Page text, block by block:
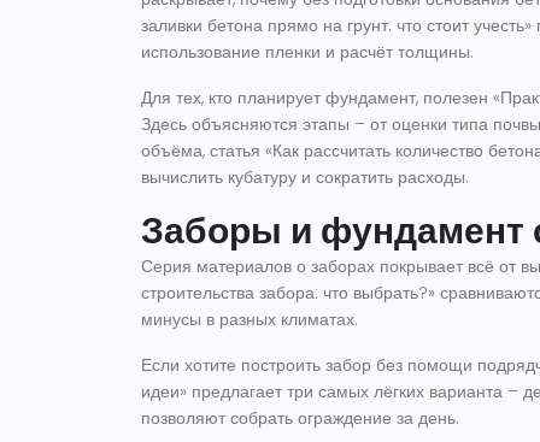
заливки бетона прямо на грунт: что стоит
использование пленки и расчёт толщины.
Для тех, кто планирует фундамент, полезен
Здесь объясняются этапы – от оценки типа
объёма, статья «Как рассчитать количество
вычислить кубатуру и сократить расходы.
Заборы и фундамент
Серия материалов о заборах покрывает всё от
строительства забора: что выбрать?»
минусы в разных климатах.
Если хотите построить забор без помощи
идеи» предлагает три самых лёгких варианта –
позволяют собрать ограждение за день.